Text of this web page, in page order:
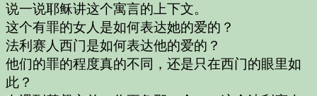
说一说耶稣讲这个寓言的上下文。
这个有罪的女人是如何表达她的爱的？
法利赛人西门是如何表达他的爱的？
他们的罪的程度真的不同，还是只在西门的眼里如
此？